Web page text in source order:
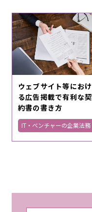
ウェブサイト等におけ
る広告掲載で有利な契
約書の書き方
IT・ベンチャーの企業法務